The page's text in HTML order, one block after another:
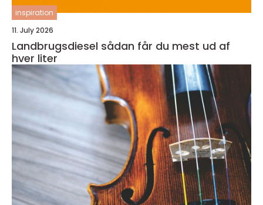
inspiration
11. July 2026
Landbrugsdiesel sådan får du mest ud af
hver liter